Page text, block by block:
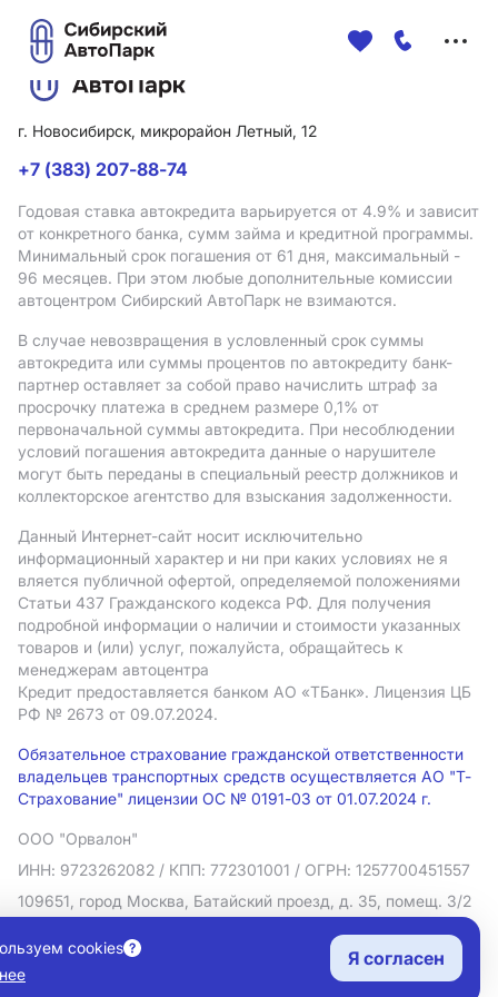
г. Новосибирск, микрорайон Летный, 12
+7 (383) 207-88-74
Годовая ставка автокредита варьируется от 4.9% и зависит
от конкретного банка, сумм займа и кредитной программы.
Минимальный срок погашения от 61 дня, максимальный -
96 месяцев. При этом любые дополнительные комиссии
автоцентром Сибирский АвтоПарк не взимаются.
В случае невозвращения в условленный срок суммы
автокредита или суммы процентов по автокредиту банк-
партнер оставляет за собой право начислить штраф за
просрочку платежа в среднем размере 0,1% от
первоначальной суммы автокредита. При несоблюдении
условий погашения автокредита данные о нарушителе
могут быть переданы в специальный реестр должников и
коллекторское агентство для взыскания задолженности.
Данный Интернет-сайт носит исключительно
информационный характер и ни при каких условиях не я
вляется публичной офертой, определяемой положениями
Статьи 437 Гражданского кодекса РФ. Для получения
подробной информации о наличии и стоимости указанных
товаров и (или) услуг, пожалуйста, обращайтесь к
менеджерам автоцентра
Кредит предоставляется банком АO «ТБанк». Лицензия ЦБ
РФ № 2673 от 09.07.2024.
Обязательное страхование гражданской ответственности
владельцев транспортных средств осуществляется АО "Т-
Страхование" лицензии ОС № 0191-03 от 01.07.2024 г.
ООО "Орвалон"
ИНН: 9723262082 / КПП: 772301001 / ОГРН: 1257700451557
109651, город Москва, Батайский проезд, д. 35, помещ. 3/2
Политика в отношении обработки персональных данных
Согласие на рекламную рассылку
Правовая информация
cookies
Я согласен